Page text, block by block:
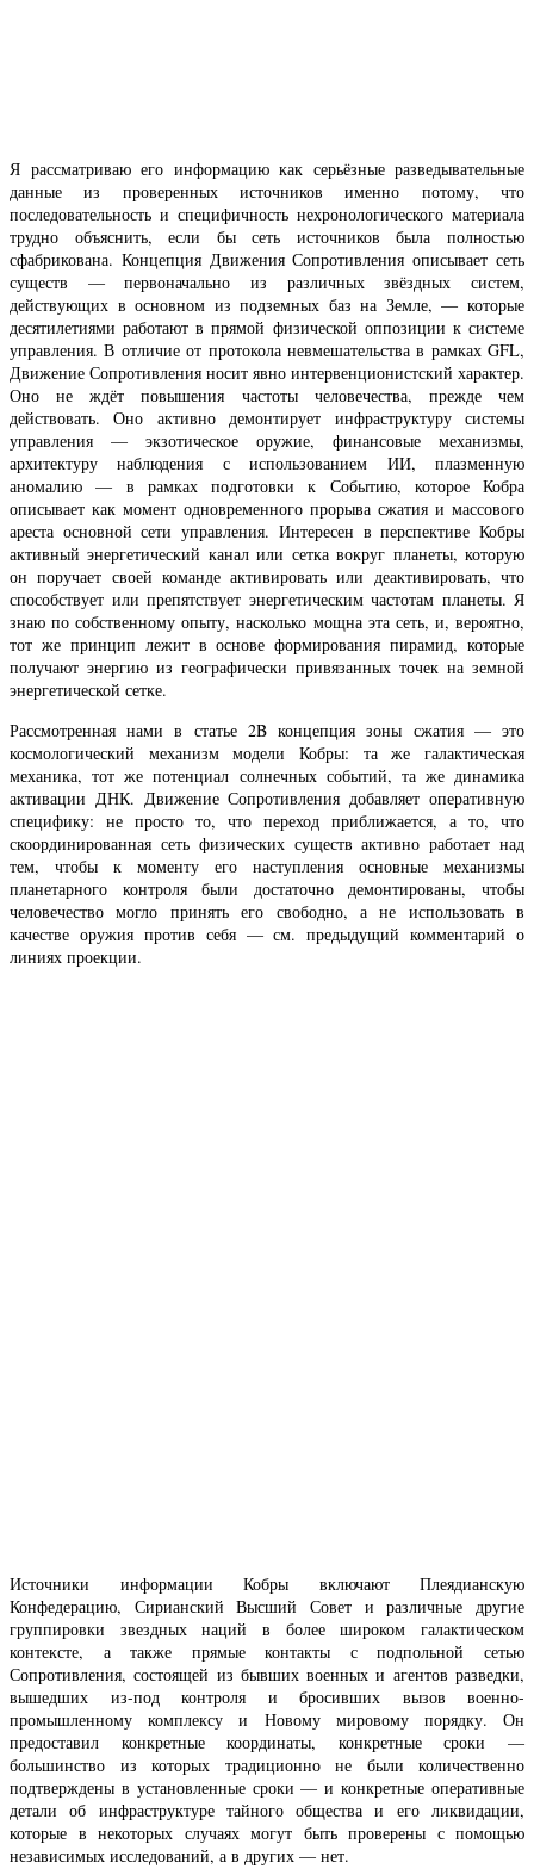
Я рассматриваю его информацию как серьёзные разведывательные
данные из проверенных источников именно потому, что
последовательность и специфичность нехронологического материала
трудно объяснить, если бы сеть источников была полностью
сфабрикована. Концепция Движения Сопротивления описывает сеть
существ — первоначально из различных звёздных систем,
действующих в основном из подземных баз на Земле, — которые
десятилетиями работают в прямой физической оппозиции к системе
управления. В отличие от протокола невмешательства в рамках GFL,
Движение Сопротивления носит явно интервенционистский характер.
Оно не ждёт повышения частоты человечества, прежде чем
действовать. Оно активно демонтирует инфраструктуру системы
управления — экзотическое оружие, финансовые механизмы,
архитектуру наблюдения с использованием ИИ, плазменную
аномалию — в рамках подготовки к Событию, которое Кобра
описывает как момент одновременного прорыва сжатия и массового
ареста основной сети управления. Интересен в перспективе Кобры
активный энергетический канал или сетка вокруг планеты, которую
он поручает своей команде активировать или деактивировать, что
способствует или препятствует энергетическим частотам планеты. Я
знаю по собственному опыту, насколько мощна эта сеть, и, вероятно,
тот же принцип лежит в основе формирования пирамид, которые
получают энергию из географически привязанных точек на земной
энергетической сетке.
Рассмотренная нами в статье 2B концепция зоны сжатия — это
космологический механизм модели Кобры: та же галактическая
механика, тот же потенциал солнечных событий, та же динамика
активации ДНК. Движение Сопротивления добавляет оперативную
специфику: не просто то, что переход приближается, а то, что
скоординированная сеть физических существ активно работает над
тем, чтобы к моменту его наступления основные механизмы
планетарного контроля были достаточно демонтированы, чтобы
человечество могло принять его свободно, а не использовать в
качестве оружия против себя — см. предыдущий комментарий о
линиях проекции.
Источники информации Кобры включают Плеядианскую
Конфедерацию, Сирианский Высший Совет и различные другие
группировки звездных наций в более широком галактическом
контексте, а также прямые контакты с подпольной сетью
Сопротивления, состоящей из бывших военных и агентов разведки,
вышедших из-под контроля и бросивших вызов военно-
промышленному комплексу и Новому мировому порядку. Он
предоставил конкретные координаты, конкретные сроки —
большинство из которых традиционно не были количественно
подтверждены в установленные сроки — и конкретные оперативные
детали об инфраструктуре тайного общества и его ликвидации,
которые в некоторых случаях могут быть проверены с помощью
независимых исследований, а в других — нет.